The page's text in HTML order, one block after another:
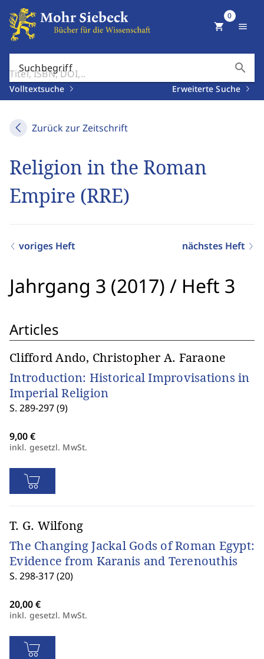
Suchbegriff search
Volltextsuche Erweiterte Suche
shopping_cart
0
menu
Zurück zur Zeitschrift
Religion in the Roman
Empire (RRE)
voriges Heft nächstes Heft
Jahrgang 3 (2017) / Heft 3
Articles
Clifford Ando, Christopher A. Faraone
Introduction: Historical Improvisations in
Imperial Religion
S. 289-297 (9)
inkl. gesetzl. MwSt.
T. G. Wilfong
The Changing Jackal Gods of Roman Egypt:
Evidence from Karanis and Terenouthis
S. 298-317 (20)
inkl. gesetzl. MwSt.